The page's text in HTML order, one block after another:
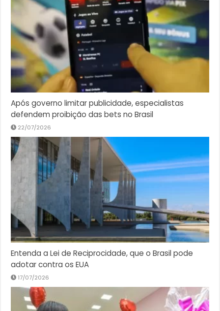
Após governo limitar publicidade, especialistas
defendem proibição das bets no Brasil
22/07/2026
Entenda a Lei de Reciprocidade, que o Brasil pode
adotar contra os EUA
17/07/2026